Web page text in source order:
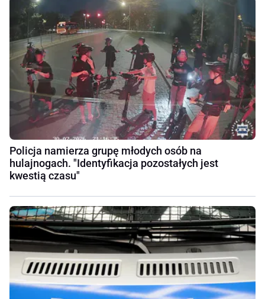
Policja namierza grupę młodych osób na
hulajnogach. "Identyfikacja pozostałych jest
kwestią czasu"